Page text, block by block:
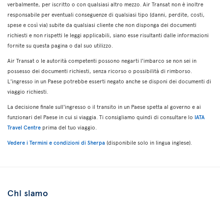
verbalmente, per iscritto o con qualsiasi altro mezzo. Air Transat non è inoltre
responsabile per eventuali conseguenze di qualsiasi tipo (danni, perdite, costi,
spese e così via) subite da qualsiasi cliente che non disponga dei documenti
richiesti e non rispetti le leggi applicabili, siano esse risultanti dalle informazioni
fornite su questa pagina o dal suo utilizzo.
Air Transat o le autorità competenti possono negarti l'imbarco se non sei in
possesso dei documenti richiesti, senza ricorso o possibilità di rimborso.
L'ingresso in un Paese potrebbe esserti negato anche se disponi dei documenti di
viaggio richiesti.
La decisione finale sull'ingresso o il transito in un Paese spetta al governo e ai
funzionari del Paese in cui si viaggia. Ti consigliamo quindi di consultare lo IATA
Travel Centre prima del tuo viaggio.
Vedere i Termini e condizioni di Sherpa (disponibile solo in lingua inglese).
Chi siamo